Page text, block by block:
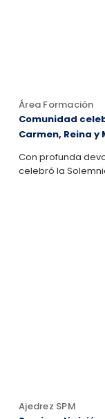
Área Formación
Comunidad
Carmen, Reina y
Con profunda
celebró la
Ajedrez SPM